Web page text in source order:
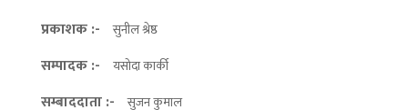
प्रकाशक :- सुनील श्रेष्ठ
सम्पादक :- यसोदा कार्की
सम्बाददाता :- सुजन कुमाल